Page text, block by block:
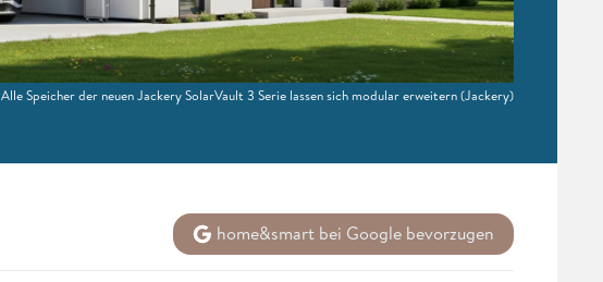
Alle Speicher der neuen Jackery SolarVault 3 Serie lassen sich modular erweitern(Jackery)
home&smart bei Google bevorzugen